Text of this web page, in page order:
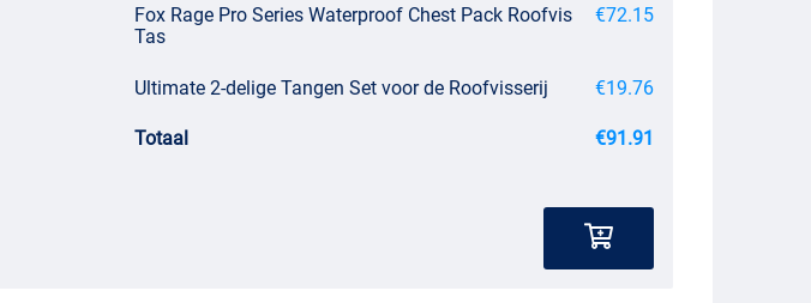
Fox Rage Pro Series Waterproof Chest Pack Roofvis
Tas
€72.15
Ultimate 2-delige Tangen Set voor de Roofvisserij €19.76
Totaal €91.91